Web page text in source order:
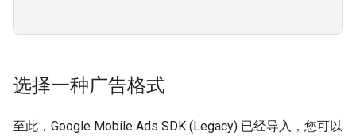
选择一种广告格式
至此， Google Mobile Ads SDK (Legacy) 已经导入，您可以